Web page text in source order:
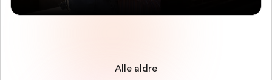
Alle aldre